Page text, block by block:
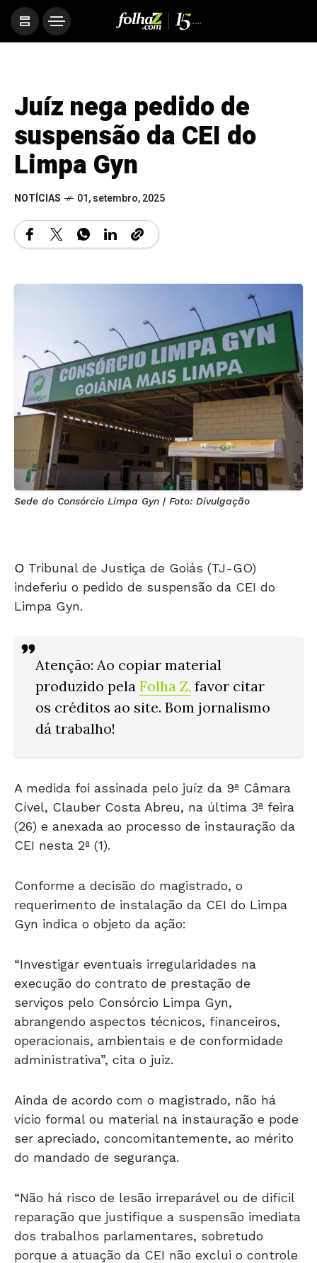
Juíz nega pedido de
suspensão da CEI do
Limpa Gyn
NOTÍCIAS 01, setembro, 2025
Sede do Consórcio Limpa Gyn | Foto: Divulgação
O Tribunal de Justiça de Goiás (TJ-GO)
indeferiu o pedido de suspensão da CEI do
Limpa Gyn.
Atenção: Ao copiar material
produzido pela Folha Z, favor citar
os créditos ao site. Bom jornalismo
dá trabalho!
A medida foi assinada pelo juíz da 9ª Câmara
Cível, Clauber Costa Abreu, na última 3ª feira
(26) e anexada ao processo de instauração da
CEI nesta 2ª (1).
Conforme a decisão do magistrado, o
requerimento de instalação da CEI do Limpa
Gyn indica o objeto da ação:
“Investigar eventuais irregularidades na
execução do contrato de prestação de
serviços pelo Consórcio Limpa Gyn,
abrangendo aspectos técnicos, financeiros,
operacionais, ambientais e de conformidade
administrativa”, cita o juiz.
Ainda de acordo com o magistrado, não há
vício formal ou material na instauração e pode
ser apreciado, concomitantemente, ao mérito
do mandado de segurança.
“Não há risco de lesão irreparável ou de difícil
reparação que justifique a suspensão imediata
dos trabalhos parlamentares, sobretudo
porque a atuação da CEI não exclui o controle